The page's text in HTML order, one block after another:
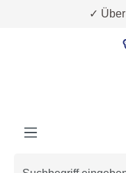
Zum Hauptinhalt ✓